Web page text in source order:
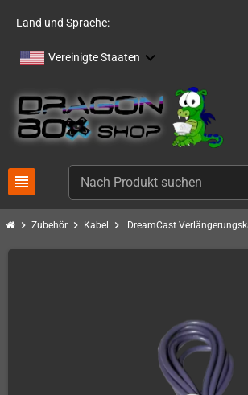
Land und Sprache:
Vereinigte Staaten
view_headline
chevron_right Zubehör chevron_right Kabel chevron_right DreamCast